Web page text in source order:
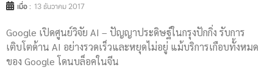
เมื่อ : 13 ธันวาคม 2017
Google เปิดศูนย์วิจัย AI – ปัญญาประดิษฐ์ในกรุงปักกิ่ง รับการ
เติบโตด้าน AI อย่างรวดเร็วและหยุดไม่อยู่ แม้บริการเกือบทั้งหมด
ของ Google โดนบล็อคในจีน